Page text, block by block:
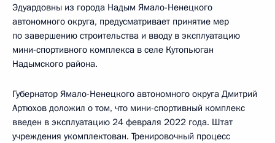
Эдуардовны из города Надым Ямало-Ненецкого
автономного округа, предусматривает принятие мер
по завершению строительства и вводу в эксплуатацию
мини-спортивного комплекса в селе Кутопьюган
Надымского района.
Губернатор Ямало-Ненецкого автономного округа Дмитрий
Артюхов доложил о том, что мини-спортивный комплекс
введен в эксплуатацию 24 февраля 2022 года. Штат
учреждения укомплектован. Тренировочный процесс